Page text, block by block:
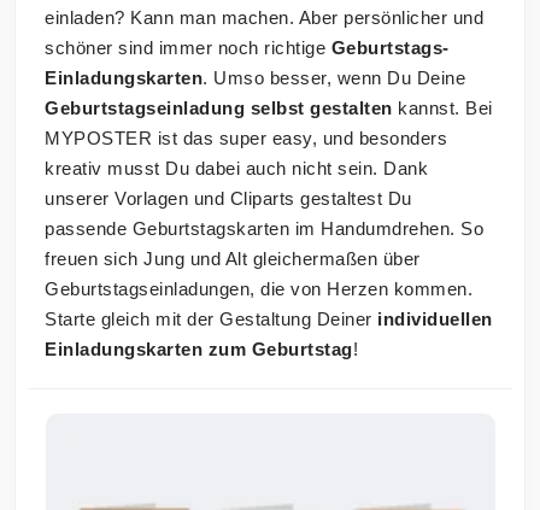
einladen? Kann man machen. Aber persönlicher und
schöner sind immer noch richtige Geburtstags-
Einladungskarten. Umso besser, wenn Du Deine
Geburtstagseinladung selbst gestalten kannst. Bei
MYPOSTER ist das super easy, und besonders
kreativ musst Du dabei auch nicht sein. Dank
unserer Vorlagen und Cliparts gestaltest Du
passende Geburtstagskarten im Handumdrehen. So
freuen sich Jung und Alt gleichermaßen über
Geburtstagseinladungen, die von Herzen kommen.
Starte gleich mit der Gestaltung Deiner individuellen
Einladungskarten zum Geburtstag!